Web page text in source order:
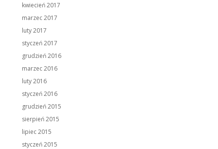
kwiecień 2017
marzec 2017
luty 2017
styczeń 2017
grudzień 2016
marzec 2016
luty 2016
styczeń 2016
grudzień 2015
sierpień 2015
lipiec 2015
styczeń 2015